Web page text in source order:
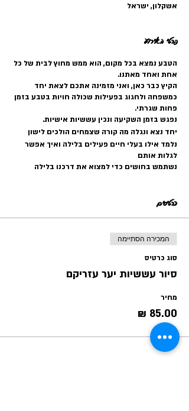
אשקלון, ישראל
פרטי האירוע
הטבע נמצא בכל מקום, הוא ממש מחוץ לבית של כל
אחת ואחד מאתנו.
הקיץ כבר כאן, ואני מזמינה אתכם לצאת יחד
כמשפחה ולחגוג בפעילות שכולה חויות בטבע בזמן
פחות שגרתי.
נפגש בזמן השקיעה ונכין עששיות אישיות.
יחד נצא ונגלה מה קורה שצמחים הולכים לישון
נלמד אילו בעלי חיים פעילים בלילה ואיך אפשר
לגלות אותם
נשתמש בחושים כדי למצוא את דרכנו בלילה
פליאה וחיבור לטבע וכמובן זה לזו.
כרטיסים
המכירה הסתיימה
סוג כרטיס
סיור עששיות יער עזריקם
מחיר